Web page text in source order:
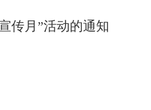
传月”活动的通知